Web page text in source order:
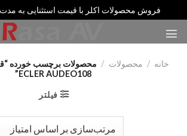
فروش محصولات اکلر با قیمت استثنایی به
خانه / محصولات / محصولات برچسب خورده
ECLER AUDEO108”
فیلتر